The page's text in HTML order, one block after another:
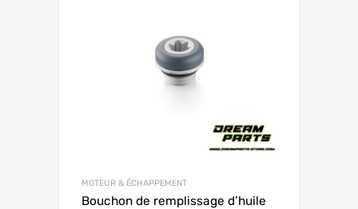
MOTEUR & ÉCHAPPEMENT
Bouchon de remplissage d’huile